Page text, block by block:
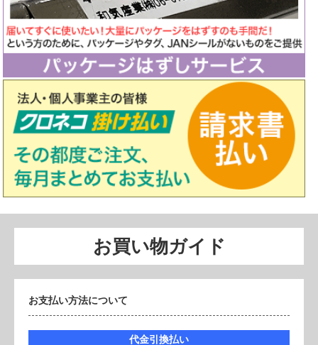
お買い物ガイド
お支払い方法について
代金引換払い